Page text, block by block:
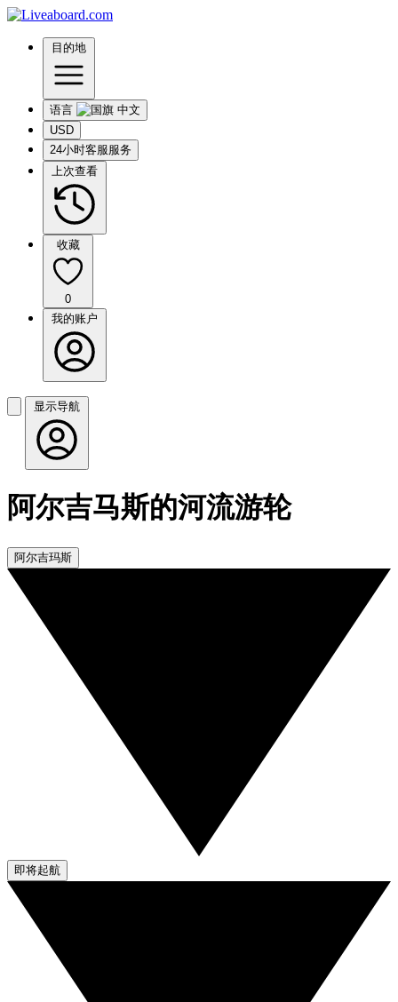
目的地
语言
USD
24小时客服服务
上次查看
收藏
0
我的账户
显示导航
阿尔吉马斯的河流游轮
阿尔吉玛斯
即将起航